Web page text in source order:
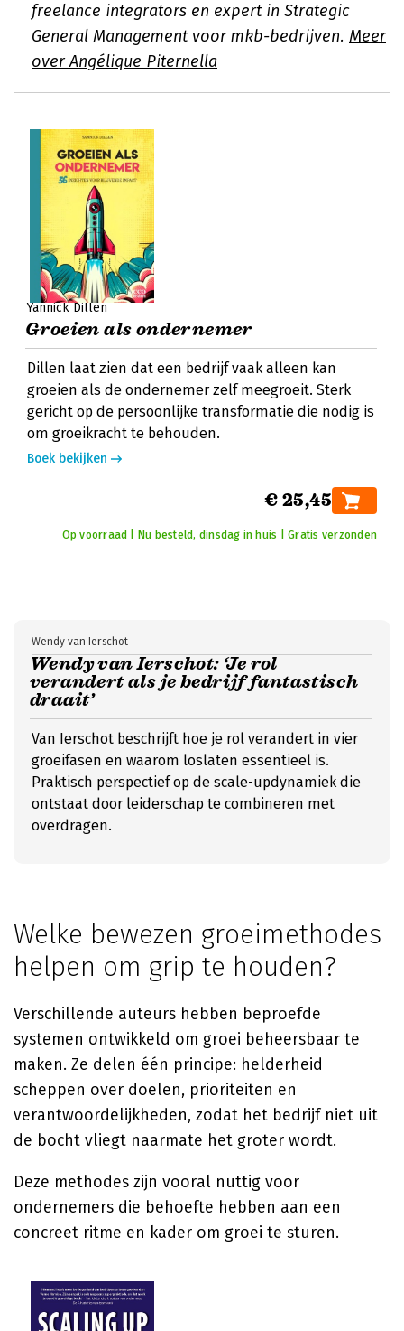
freelance integrators en expert in Strategic
General Management voor mkb-bedrijven. Meer
over Angélique Piternella
Yannick Dillen
Groeien als ondernemer
Dillen laat zien dat een bedrijf vaak alleen kan
groeien als de ondernemer zelf meegroeit. Sterk
gericht op de persoonlijke transformatie die nodig is
om groeikracht te behouden.
Boek bekijken
€ 25,45
Op voorraad | Nu besteld, dinsdag in huis | Gratis verzonden
Wendy van Ierschot: ‘Je rol
verandert als je bedrijf fantastisch
draait’
Wendy van Ierschot
Van Ierschot beschrijft hoe je rol verandert in vier
groeifasen en waarom loslaten essentieel is.
Praktisch perspectief op de scale-updynamiek die
ontstaat door leiderschap te combineren met
overdragen.
Welke bewezen groeimethodes
helpen om grip te houden?
Verschillende auteurs hebben beproefde
systemen ontwikkeld om groei beheersbaar te
maken. Ze delen één principe: helderheid
scheppen over doelen, prioriteiten en
verantwoordelijkheden, zodat het bedrijf niet uit
de bocht vliegt naarmate het groter wordt.
Deze methodes zijn vooral nuttig voor
ondernemers die behoefte hebben aan een
concreet ritme en kader om groei te sturen.